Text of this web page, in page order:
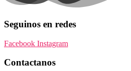
Seguinos en redes
Facebook Instagram
Contactanos